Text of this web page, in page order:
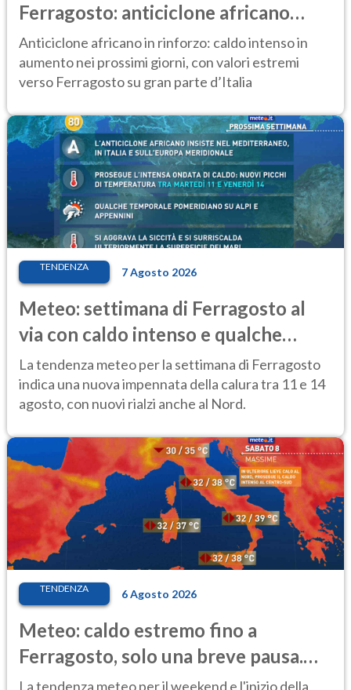
Ferragosto: anticiclone africano
ancora protagonista
Anticiclone africano in rinforzo: caldo intenso in
aumento nei prossimi giorni, con valori estremi
verso Ferragosto su gran parte d’Italia
TENDENZA 7 Agosto 2026
Meteo: settimana di Ferragosto al
via con caldo intenso e qualche
temporale
La tendenza meteo per la settimana di Ferragosto
indica una nuova impennata della calura tra 11 e 14
agosto, con nuovi rialzi anche al Nord.
TENDENZA 6 Agosto 2026
Meteo: caldo estremo fino a
Ferragosto, solo una breve pausa.
Ecco dove
La tendenza meteo per il weekend e l'inizio della